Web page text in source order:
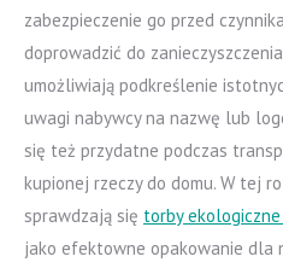
zabezpieczenie go przed
doprowadzić do
umożliwiają podkreślenie
uwagi nabywcy na nazwę lub
się też przydatne podczas
kupionej rzeczy do domu. W tej
sprawdzają się torby
jako efektowne opakowanie dla